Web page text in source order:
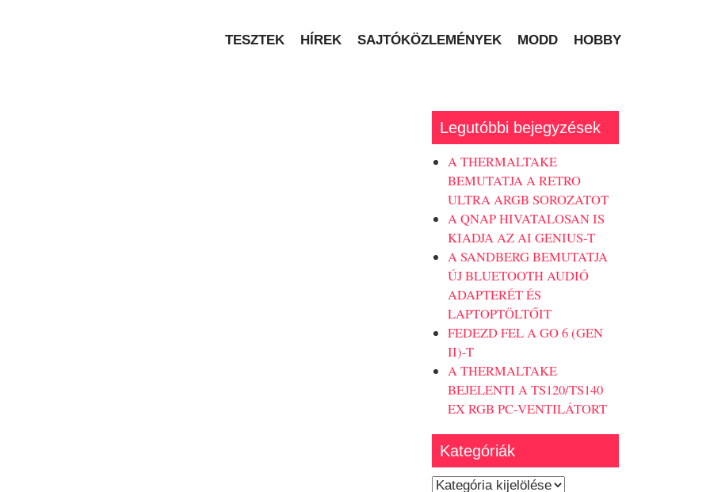
TESZTEK HÍREK SAJTÓKÖZLEMÉNYEK MODD HOBBY
Legutóbbi bejegyzések
A THERMALTAKE
BEMUTATJA A RETRO
ULTRA ARGB SOROZATOT
A QNAP HIVATALOSAN IS
KIADJA AZ AI GENIUS-T
A SANDBERG BEMUTATJA
ÚJ BLUETOOTH AUDIÓ
ADAPTERÉT ÉS
LAPTOPTÖLTŐIT
FEDEZD FEL A GO 6 (GEN
II)-T
A THERMALTAKE
BEJELENTI A TS120/TS140
EX RGB PC-VENTILÁTORT
Kategóriák
Kategóriák